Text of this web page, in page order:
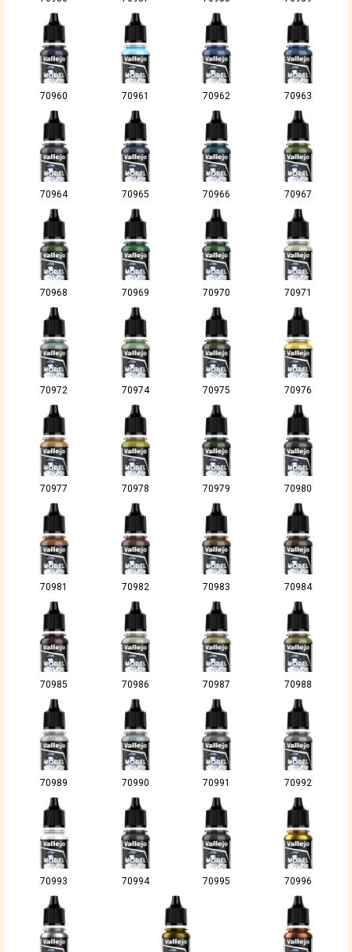
70960 70961 70962 70963
70964 70965 70966 70967
70968 70969 70970 70971
70972 70974 70975 70976
70977 70978 70979 70980
70981 70982 70983 70984
70985 70986 70987 70988
70989 70990 70991 70992
70993 70994 70995 70996